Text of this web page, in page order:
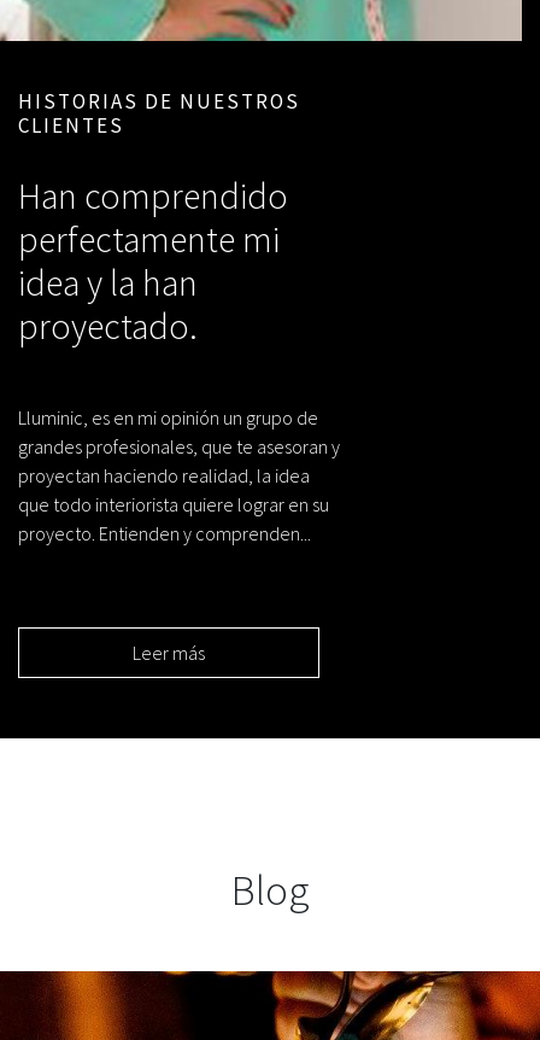
HISTORIAS DE NUESTROS
CLIENTES
Han comprendido
perfectamente mi
idea y la han
proyectado.
Lluminic, es en mi opinión un grupo de
grandes profesionales, que te asesoran y
proyectan haciendo realidad, la idea
que todo interiorista quiere lograr en su
proyecto. Entienden y comprenden...
Leer más
Blog